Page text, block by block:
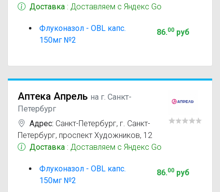
Доставка : Доставляем с Яндекс Go
Флуконазол - OBL капс.
150мг №2
86.00руб
Аптека Апрель на г. Санкт-
Петербург
Адрес: Санкт-Петербург, г. Санкт-
Петербург, проспект Художников, 12
Доставка : Доставляем с Яндекс Go
Флуконазол - OBL капс.
150мг №2
86.00руб